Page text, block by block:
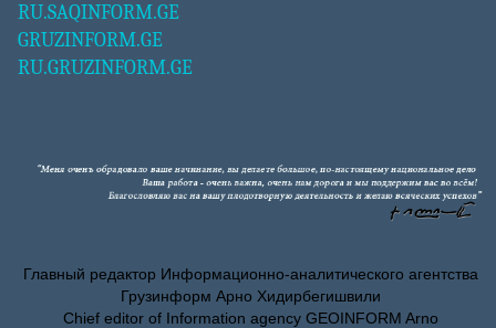
RU.SAQINFORM.GE
GRUZINFORM.GE
RU.GRUZINFORM.GE
Главный редактор Информационно-аналитического агентства
Грузинформ Арно Хидирбегишвили
Chief editor of Information agency GEOINFORM Arno